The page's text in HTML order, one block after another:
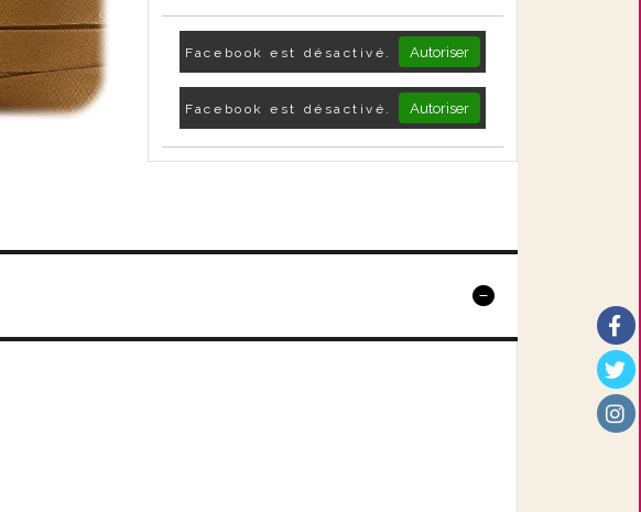
Facebook est désactivé. Autoriser
Facebook est désactivé. Autoriser